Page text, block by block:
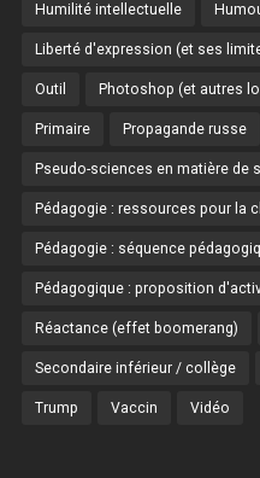
Humilité intellectuelle
Liberté d'expression (et ses
Outil Photoshop (et autres
Primaire Propagande russe
Pseudo-sciences en matière de
Pédagogie : ressources pour la
Pédagogie : séquence
Pédagogique : proposition
Réactance (effet boomerang)
Secondaire inférieur / collège
Trump Vaccin Vidéo